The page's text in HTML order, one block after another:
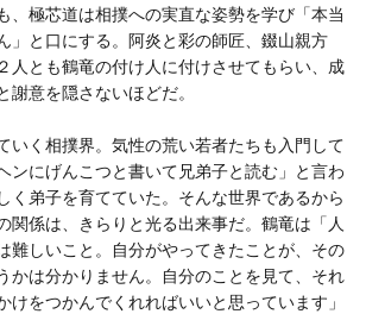
、極芯道は相撲への実直な姿勢を学び「本当
」と口にする。阿炎と彩の師匠、錣山親方
人とも鶴竜の付け人に付けさせてもらい、成
謝意を隠さないほどだ。
いく相撲界。気性の荒い若者たちも入門して
ンにげんこつと書いて兄弟子と読む」と言わ
く弟子を育てていた。そんな世界であるから
関係は、きらりと光る出来事だ。鶴竜は「人
難しいこと。自分がやってきたことが、その
かは分かりません。自分のことを見て、それ
けをつかんでくれればいいと思っています」